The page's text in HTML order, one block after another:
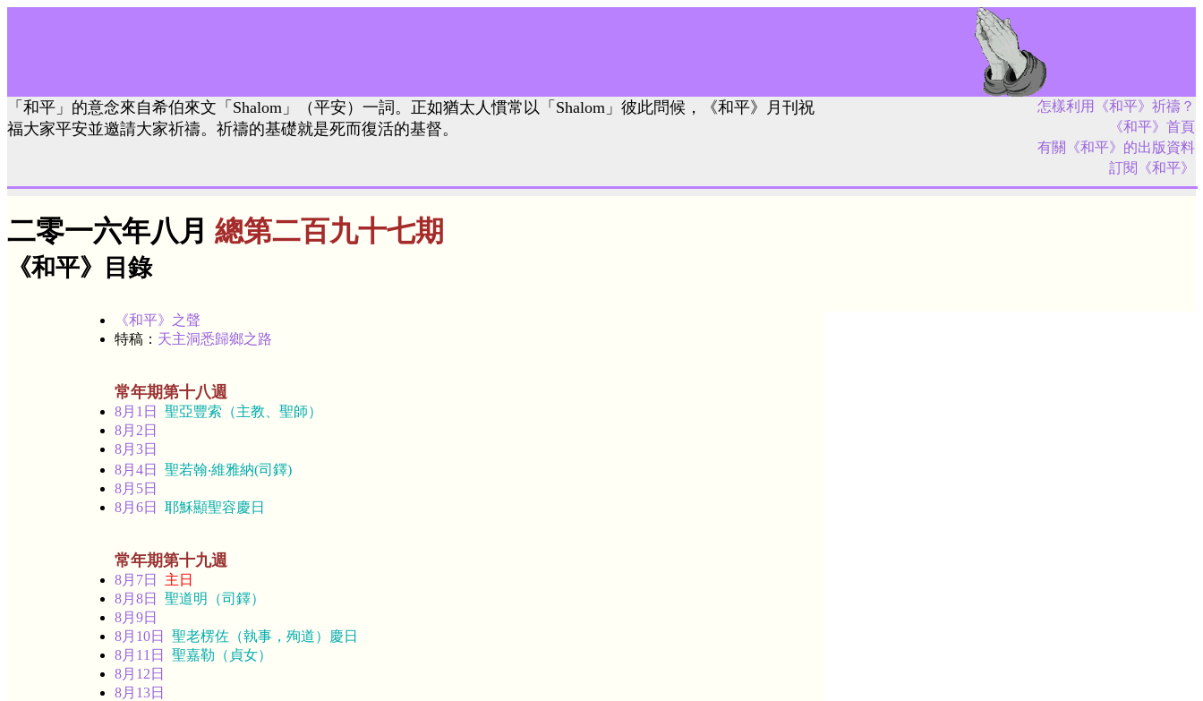
「和平」的意念來自希伯來文「Shalom」（平安）一詞。正如猶太人慣常以「Shalom」彼此問候，《和平》月刊祝
福大家平安並邀請大家祈禱。祈禱的基礎就是死而復活的基督。
怎樣利用《和平》祈禱？
《和平》首頁
有關《和平》的出版資料
訂閱《和平》
二零一六年八月 總第二百九十七期
《和平》目錄
《和平》之聲
特稿： 天主洞悉歸鄉之路
常年期第十八週
8月1日 聖亞豐索（主教、聖師）
8月2日
8月3日
8月4日 聖若翰‧維雅納(司鐸)
8月5日
8月6日 耶穌顯聖容慶日
常年期第十九週
8月7日
主日
8月8日 聖道明（司鐸）
8月9日
8月10日 聖老楞佐（執事，殉道）慶日
8月11日 聖嘉勒（貞女）
8月12日
8月13日